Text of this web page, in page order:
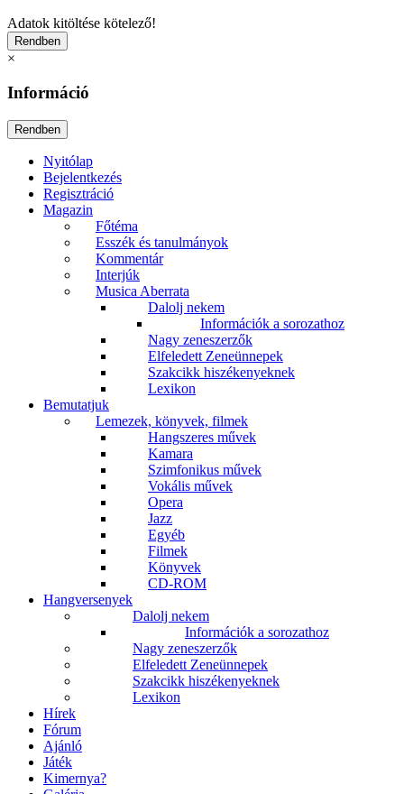
Adatok kitöltése kötelező!
×
Információ
Nyitólap
Bejelentkezés
Regisztráció
Magazin
Főtéma
Esszék és tanulmányok
Kommentár
Interjúk
Musica Aberrata
Dalolj nekem
Információk a sorozathoz
Nagy zeneszerzők
Elfeledett Zeneünnepek
Szakcikk hiszékenyeknek
Lexikon
Bemutatjuk
Lemezek, könyvek, filmek
Hangszeres művek
Kamara
Szimfonikus művek
Vokális művek
Opera
Jazz
Egyéb
Filmek
Könyvek
CD-ROM
Hangversenyek
Dalolj nekem
Információk a sorozathoz
Nagy zeneszerzők
Elfeledett Zeneünnepek
Szakcikk hiszékenyeknek
Lexikon
Hírek
Fórum
Ajánló
Játék
Kimernya?